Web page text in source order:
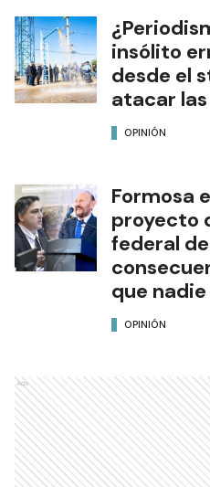
insólito
desde el
atacar
OPINIÓN
Formosa
proyecto
federal
que
OPINIÓN
Ads